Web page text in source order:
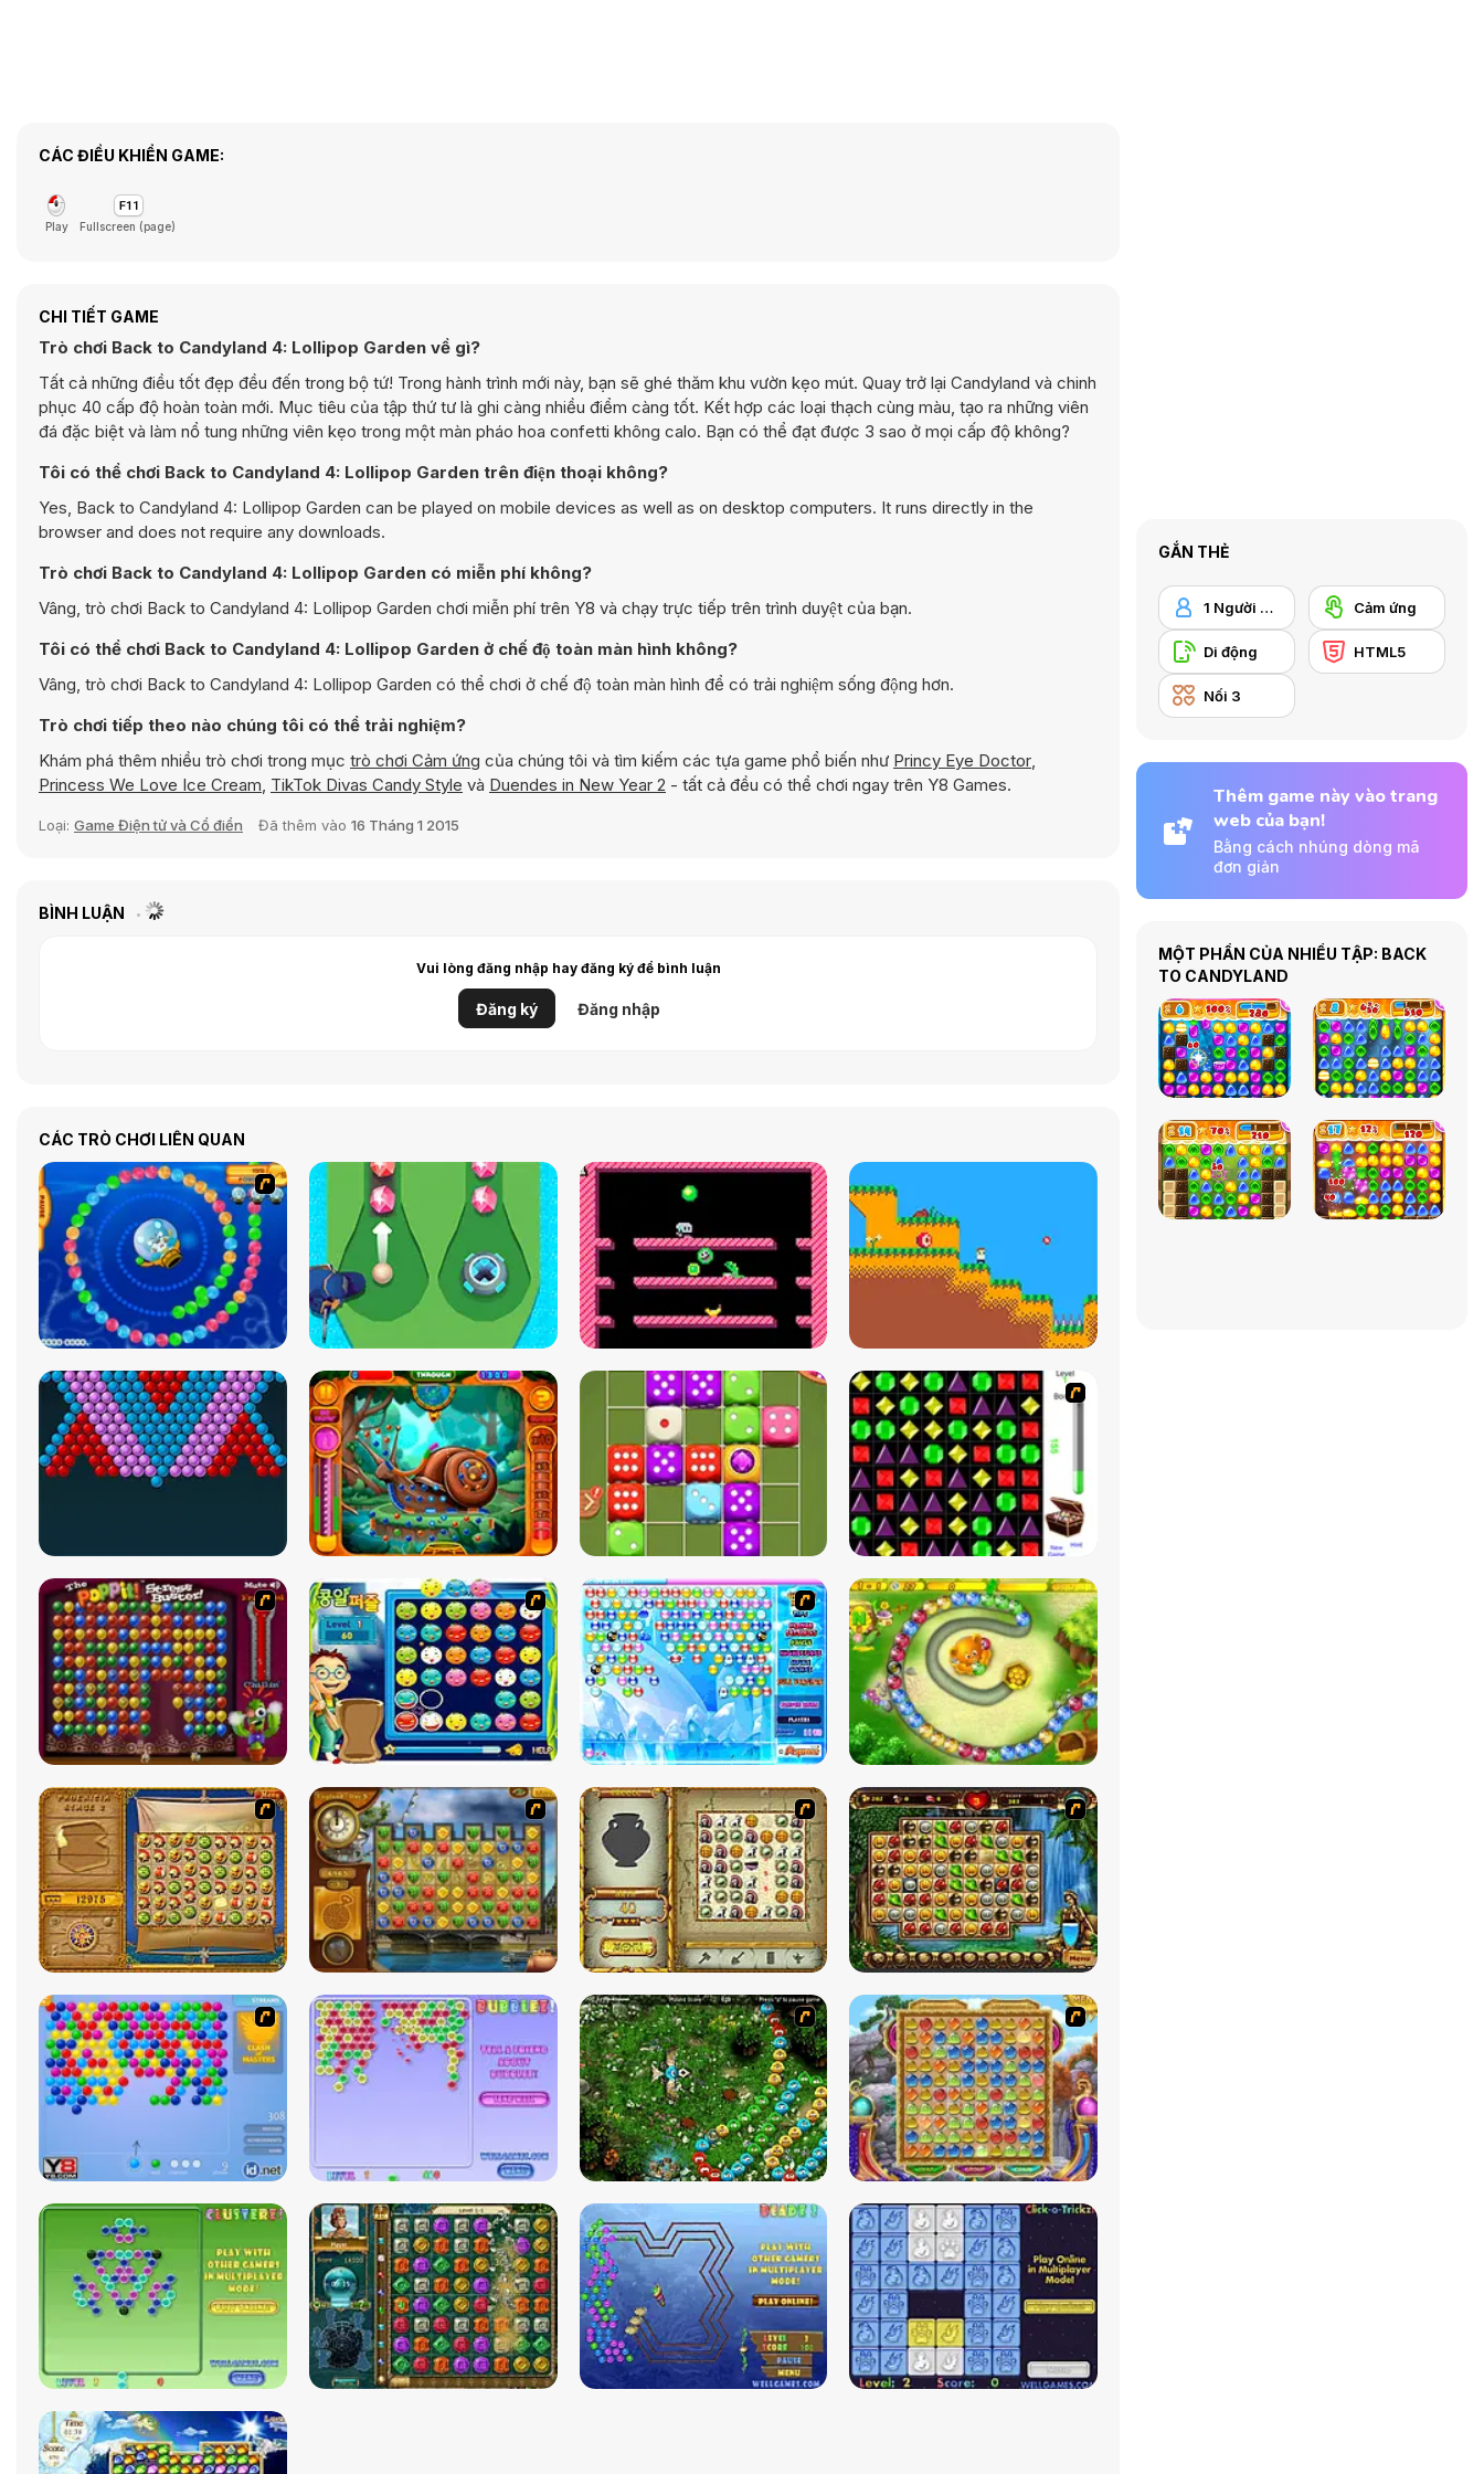
CÁC ĐIỀU KHIỂN GAME:
Play Fullscreen (page)
CHI TIẾT GAME
Trò chơi Back to Candyland 4: Lollipop Garden về gì?
Tất cả những điều tốt đẹp đều đến trong bộ tứ! Trong hành trình mới này, bạn sẽ ghé thăm khu vườn kẹo mút. Quay trở lại Candyland và chinh
phục 40 cấp độ hoàn toàn mới. Mục tiêu của tập thứ tư là ghi càng nhiều điểm càng tốt. Kết hợp các loại thạch cùng màu, tạo ra những viên
đá đặc biệt và làm nổ tung những viên kẹo trong một màn pháo hoa confetti không calo. Bạn có thể đạt được 3 sao ở mọi cấp độ không?
Tôi có thể chơi Back to Candyland 4: Lollipop Garden trên điện thoại không?
Yes, Back to Candyland 4: Lollipop Garden can be played on mobile devices as well as on desktop computers. It runs directly in the
browser and does not require any downloads.
Trò chơi Back to Candyland 4: Lollipop Garden có miễn phí không?
Vâng, trò chơi Back to Candyland 4: Lollipop Garden chơi miễn phí trên Y8 và chạy trực tiếp trên trình duyệt của bạn.
Tôi có thể chơi Back to Candyland 4: Lollipop Garden ở chế độ toàn màn hình không?
Vâng, trò chơi Back to Candyland 4: Lollipop Garden có thể chơi ở chế độ toàn màn hình để có trải nghiệm sống động hơn.
Trò chơi tiếp theo nào chúng tôi có thể trải nghiệm?
Khám phá thêm nhiều trò chơi trong mục trò chơi Cảm ứng của chúng tôi và tìm kiếm các tựa game phổ biến như Princy Eye Doctor,
Princess We Love Ice Cream, TikTok Divas Candy Style và Duendes in New Year 2 - tất cả đều có thể chơi ngay trên Y8 Games.
Loại: Game Điện tử và Cổ điển Đã thêm vào 16 Tháng 1 2015
BÌNH LUẬN
Vui lòng đăng nhập hay đăng ký để bình luận
Đăng ký Đăng nhập
CÁC TRÒ CHƠI LIÊN QUAN
GẮN THẺ
1 Người chơi Cảm ứng
Di động HTML5
Nối 3
Thêm game này vào trang
web của bạn!
Bằng cách nhúng dòng mã
đơn giản
MỘT PHẦN CỦA NHIỀU TẬP: BACK
TO CANDYLAND